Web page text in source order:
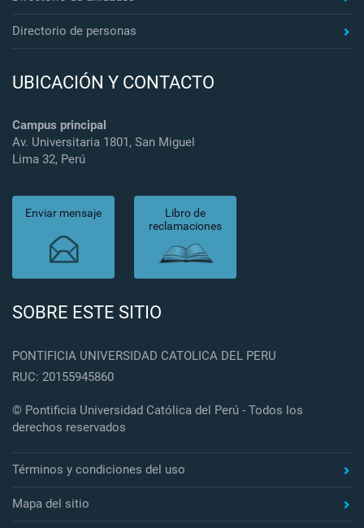
Directorio de personas
UBICACIÓN Y CONTACTO
Campus principal
Av. Universitaria 1801, San Miguel
Lima 32, Perú
Enviar mensaje
Libro de
reclamaciones
SOBRE ESTE SITIO
PONTIFICIA UNIVERSIDAD CATOLICA DEL PERU
RUC: 20155945860
© Pontificia Universidad Católica del Perú - Todos los
derechos reservados
Términos y condiciones del uso
Mapa del sitio